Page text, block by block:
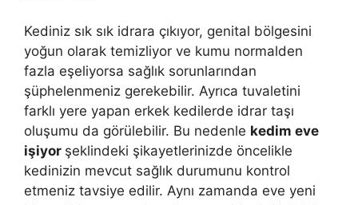
Kediniz sık sık idrara çıkıyor, genital bölgesini
yoğun olarak temizliyor ve kumu normalden
fazla eşeliyorsa sağlık sorunlarından
şüphelenmeniz gerekebilir. Ayrıca tuvaletini
farklı yere yapan erkek kedilerde idrar taşı
oluşumu da görülebilir. Bu nedenle kedim eve
işiyor şeklindeki şikayetlerinizde öncelikle
kedinizin mevcut sağlık durumunu kontrol
etmeniz tavsiye edilir. Aynı zamanda eve yeni